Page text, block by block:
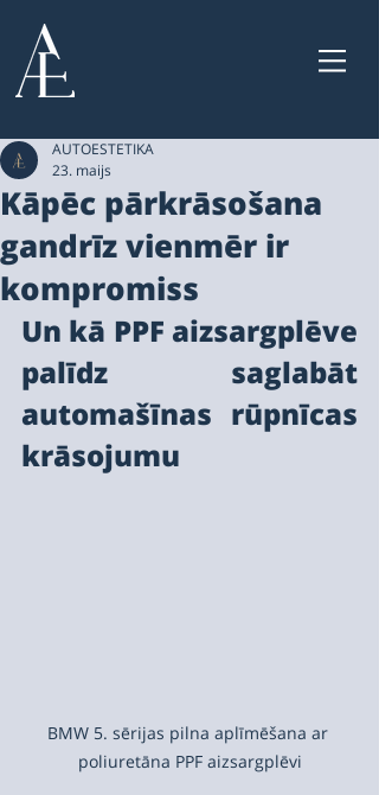
Kāpēc pārkrāsošana
gandrīz vienmēr ir
kompromiss
AUTOESTETIKA
23. maijs
Un kā PPF aizsargplēve
palīdz saglabāt
automašīnas rūpnīcas
krāsojumu
BMW 5. sērijas pilna aplīmēšana ar
poliuretāna PPF aizsargplēvi